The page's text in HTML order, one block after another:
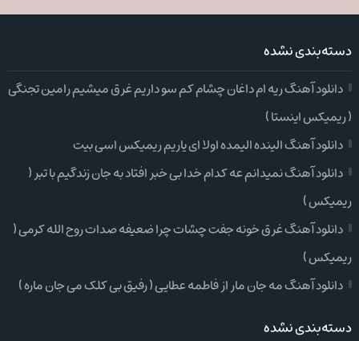
دسته‌بندی نشده
دانلود آهنگ ریه ام داغان چشام کم سو داریم غرق میشیم رامین تجنگی
( ریمیکس اینستا )
دانلود آهنگ الینده الیمده اولا ای یاریم ریمیکس اسی بیت
دانلود آهنگ نمیدانم عه کدام خدا بی خبر افتاد به جان زندگیم با تبر (
ریمیکس )
دانلود آهنگ غرق خونه جفت چشات چرا ضعیفه صدات روح الله کرمی (
ریمیکس )
دانلود آهنگ مه جان مار از فاطمه عطایی ( رفیق بی کلک می جان ماره )
دسته‌بندی نشده